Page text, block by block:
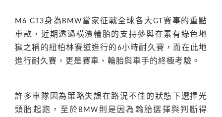
M6 GT3身為BMW當家征戰全球各大GT賽事的重點
車款，近期透過橫濱輪胎的支持參與在素有綠色地
獄之稱的紐柏林賽道進行的6小時耐久賽，而在此地
進行耐久賽，更是賽車、輪胎與車手的終極考驗。
許多車隊因為策略失誤在路況不佳的狀態下選擇光
頭胎起跑，至於BMW則是因為輪胎選擇與判斷得